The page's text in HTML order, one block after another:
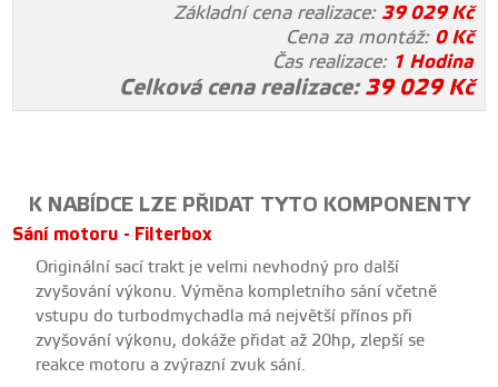
Základní cena realizace: 39 029Kč
Cena za montáž: 0Kč
Čas realizace: 1 Hodina
Celková cena realizace: 39 029Kč
K NABÍDCE LZE PŘIDAT TYTO KOMPONENTY
Sání motoru - Filterbox
Originální sací trakt je velmi nevhodný pro další
zvyšování výkonu. Výměna kompletního sání včetně
vstupu do turbodmychadla má největší přínos při
zvyšování výkonu, dokáže přidat až 20hp, zlepší se
reakce motoru a zvýrazní zvuk sání.